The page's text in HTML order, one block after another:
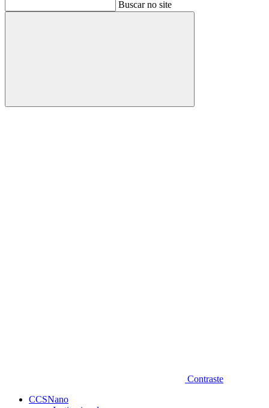
Buscar no site
Buscar
Contraste
CCSNano